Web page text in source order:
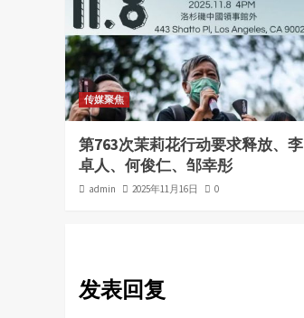
传媒聚焦
第763次茉莉花行动要求释放、李
卓人、何俊仁、邹幸彤
admin 2025年11月16日 0
发表回复